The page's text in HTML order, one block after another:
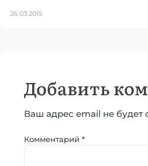
26.03.2015
Добавить
Ваш адрес email не будет
Комментарий *